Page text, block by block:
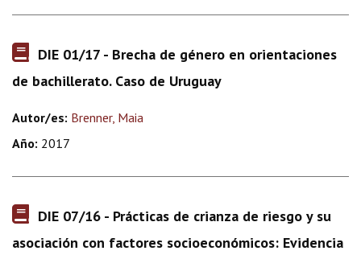
DIE 01/17 - Brecha de género en orientaciones
de bachillerato. Caso de Uruguay
Autor/es: Brenner, Maia
Año: 2017
DIE 07/16 - Prácticas de crianza de riesgo y su
asociación con factores socioeconómicos: Evidencia